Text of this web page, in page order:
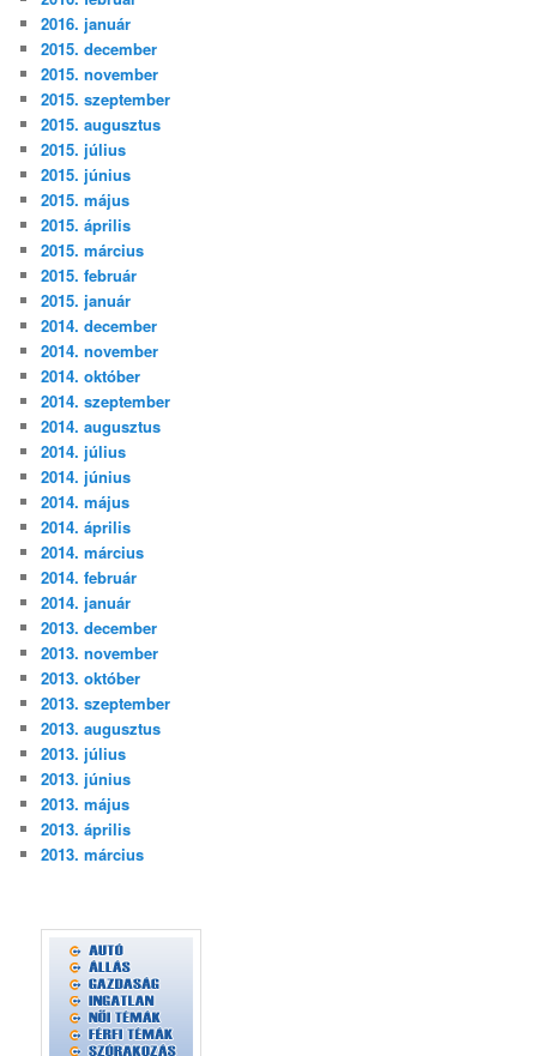
2016. január
2015. december
2015. november
2015. szeptember
2015. augusztus
2015. július
2015. június
2015. május
2015. április
2015. március
2015. február
2015. január
2014. december
2014. november
2014. október
2014. szeptember
2014. augusztus
2014. július
2014. június
2014. május
2014. április
2014. március
2014. február
2014. január
2013. december
2013. november
2013. október
2013. szeptember
2013. augusztus
2013. július
2013. június
2013. május
2013. április
2013. március